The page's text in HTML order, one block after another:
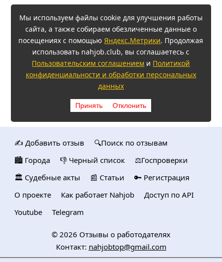
Мы используем файлы cookie для улучшения работы
сайта, а также собираем обезличенные данные о
посещениях с помощьюЯндекс.Метрики. Продолжая
использовать nahjob.club, вы соглашаетесь с
Пользовательским соглашением и Политикой
конфиденциальности и обработки персональных
данных
Принять Отклонить
✍️ Добавить отзыв
🔍Поиск по отзывам
🏙️ Городa
👎 Черный список
⚖️Госпроверки
🏛️ Судебные акты
📰 Статьи
🔑 Регистрация
О проекте
Как работает Nahjob
Доступ по API
Youtube
Telegram
© 2026 Отзывы о работодателях
Контакт: nahjobtop@gmail.com